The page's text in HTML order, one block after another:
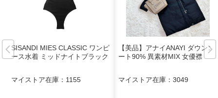
SISANDI MIES CLASSIC ワンピ
ース水着 ミッドナイトブラック
マイストア在庫： 1155
【美品】アナイANAYI ダウンコ
ート90% 異素材MIX 女優襟
マイストア在庫： 3049